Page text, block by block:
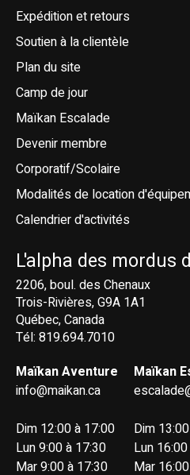
Expédition et retours
Soutien à la clientèle
Plan du site
Camp de jour
Maïkan Escalade
Devenir membre
Corporatif/Scolaire
Modalités de location
Calendrier d'activités
L'alpha des mordus
2206, boul. des Chenaux
Trois-Rivières, G9A 1A1
Québec, Canada
Tél: 819.694.7010
Maïkan Aventure
info@maikan.ca
Dim 12:00 à 17:00
Lun 9:00 à 17:30
Mar 9:00 à 17:30
Maïkan
Dim
Lun
Mar